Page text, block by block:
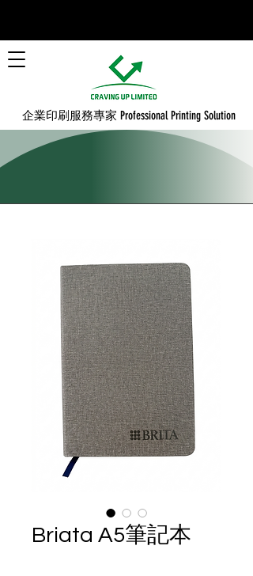
​企業印刷服務專家 Professional Printing Solution
Briata A5筆記本